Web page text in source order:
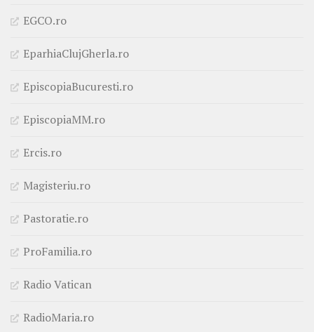
EGCO.ro
EparhiaClujGherla.ro
EpiscopiaBucuresti.ro
EpiscopiaMM.ro
Ercis.ro
Magisteriu.ro
Pastoratie.ro
ProFamilia.ro
Radio Vatican
RadioMaria.ro